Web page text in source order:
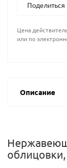
Поделиться
Цена
или по
Описание